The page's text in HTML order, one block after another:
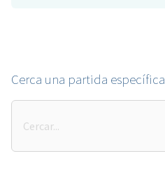
Cerca una partida específica
una